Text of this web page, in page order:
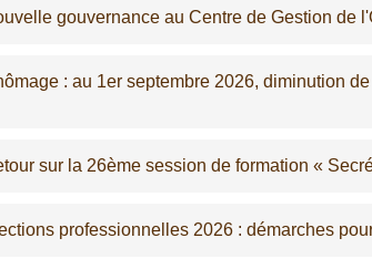
gouvernance au Centre de Gestion de
: au 1er septembre 2026, diminution
sur la 26ème session de formation «
professionnelles 2026 : démarches